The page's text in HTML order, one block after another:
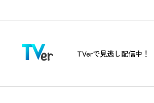
TVerで見逃し配信中！